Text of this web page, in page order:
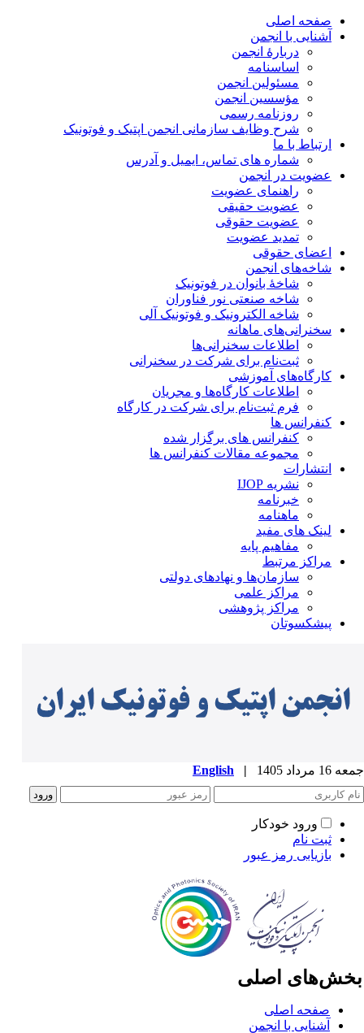
صفحه اصلی
آشنایی با انجمن
دربارۀ انجمن
اساسنامه
مسئولین انجمن
مؤسسین انجمن
روزنامه رسمی
شرح وظایف سازمانی انجمن اپتیک و فوتونیک
ارتباط با ما
شماره های تماس، ایمیل و آدرس
عضویت در انجمن
راهنمای عضویت
عضویت حقیقی
عضویت حقوقی
تمدید عضویت
اعضای حقوقی
شاخه‌های انجمن
شاخۀ بانوان در فوتونیک
شاخه صنعتی نور فناوران
شاخه‌ الکترونیک و فوتونیک آلی
سخنرانی‌های ماهانه
اطلاعات سخنرانی‌‌ها
ثبت‌نام برای شرکت در سخنرانی
کارگاه‌های آموزشی
اطلاعات کارگاه‌ها و مجریان
فرم ثبت‌نام برای شرکت در کارگاه
کنفرانس ها
کنفرانس های برگزار شده
مجموعه مقالات کنفرانس ها
انتشارات
نشریه IJOP
خبرنامه
ماهنامه
لینک های مفید
مفاهیم پایه
مراکز مرتبط
سازمان‌ها و نهادهای دولتی
مراکز علمی
مراکز پژوهشی
پیشکسوتان
مرداد 1405 |
English
ورود خودکار
ثبت نام
بازیابی رمز عبور
اصلی
صفحه اصلی
آشنایی با انجمن